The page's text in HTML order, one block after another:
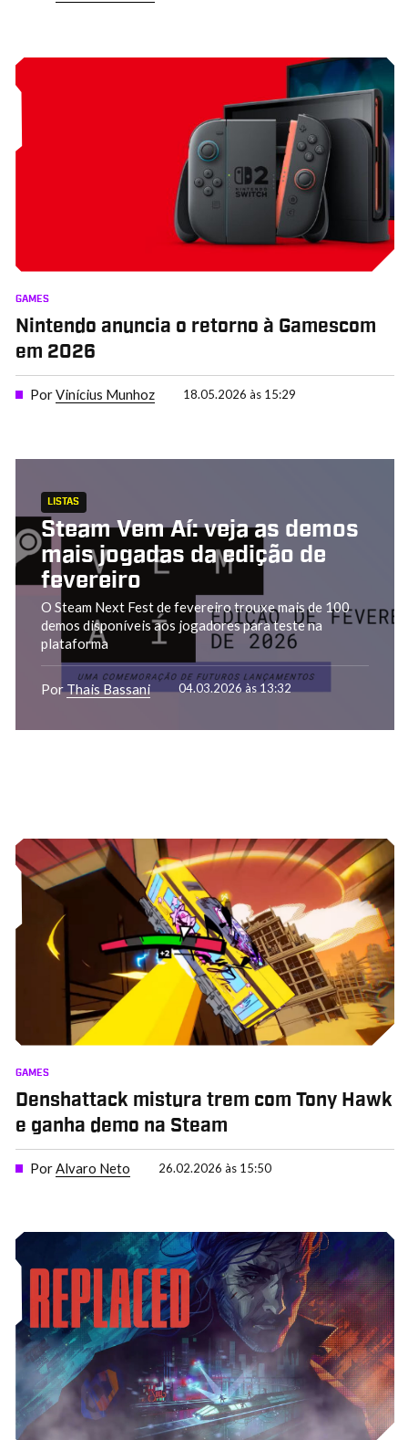
GAMES
Nintendo anuncia o retorno à Gamescom
em 2026
PorVinícius Munhoz 18.05.2026 às 15:29
LISTAS
Steam Vem Aí: veja as demos
mais jogadas da edição de
fevereiro
O Steam Next Fest de fevereiro trouxe mais de 100
demos disponíveis aos jogadores para teste na
plataforma
PorThais Bassani 04.03.2026 às 13:32
GAMES
Denshattack mistura trem com Tony Hawk
e ganha demo na Steam
PorAlvaro Neto 26.02.2026 às 15:50